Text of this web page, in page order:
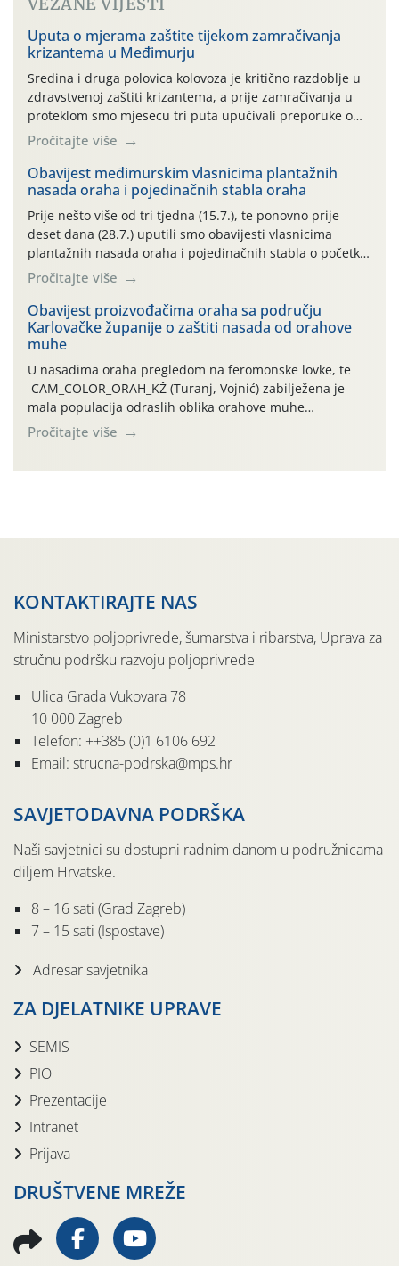
Uputa o mjerama zaštite tijekom zamračivanja
krizantema u Međimurju
Sredina i druga polovica kolovoza je kritično razdoblje u
zdravstvenoj zaštiti krizantema, a prije zamračivanja u
proteklom smo mjesecu tri puta upućivali preporuke o
preventivnim mjerama zaštite krizantema od najčešćih
uzročnika bolesti, štetnika i fito-fagnih grinja (23.7., 14.7.,
06.7.)! Na početku ovog mjeseca je zabilježeno je
povijesno i ekstremno vruće meteorološko razdoblje, uz
najviše temperature […]
Pročitajte više
Obavijest međimurskim vlasnicima plantažnih
nasada oraha i pojedinačnih stabla oraha
Prije nešto više od tri tjedna (15.7.), te ponovno prije
deset dana (28.7.) uputili smo obavijesti vlasnicima
plantažnih nasada oraha i pojedinačnih stabla o početku
leta i ovogodišnjoj potrebi usmjerenog suzbijanja
orahove muhe (Rhagoletis completa)! Već dvanaest dana
traje drugi ovogodišnji “toplinski udar”, koji naročito
izražen zadnja šest dana (31.7.-05.8.), jer najviše
temperature zraka svakodnevno […]
Pročitajte više
Obavijest proizvođačima oraha sa području
Karlovačke županije o zaštiti nasada od orahove
muhe
U nasadima oraha pregledom na feromonske lovke, te
CAM_COLOR_ORAH_KŽ (Turanj, Vojnić) zabilježena je
mala populacija odraslih oblika orahove muhe
(Rhagoletis completa). Niska brojnost može se objasniti
činjenicom da je riječ o mladim nasadima s vrlo malim
Pročitajte više
KONTAKTIRAJTE NAS
Ministarstvo poljoprivrede, šumarstva i ribarstva, Uprava za
stručnu podršku razvoju poljoprivrede
Ulica Grada Vukovara 78
10 000 Zagreb
Telefon: ++385 (0)1 6106 692
Email: strucna-podrska@mps.hr
SAVJETODAVNA PODRŠKA
Naši savjetnici su dostupni radnim danom u podružnicama
diljem Hrvatske.
8 – 16 sati (Grad Zagreb)
7 – 15 sati (Ispostave)
Adresar savjetnika
ZA DJELATNIKE UPRAVE
SEMIS
PIO
Prezentacije
Intranet
Prijava
DRUŠTVENE MREŽE